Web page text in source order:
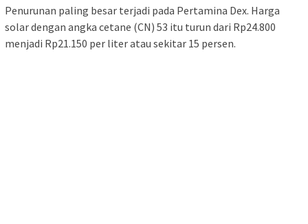
Penurunan paling besar terjadi pada Pertamina Dex. Harga
solar dengan angka cetane (CN) 53 itu turun dari Rp24.800
menjadi Rp21.150 per liter atau sekitar 15 persen.